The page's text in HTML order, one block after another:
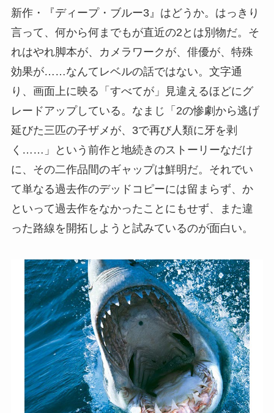
新作・『ディープ・ブルー3』はどうか。はっきり
言って、何から何までもが直近の2とは別物だ。そ
れはやれ脚本が、カメラワークが、俳優が、特殊
効果が……なんてレベルの話ではない。文字通
り、画面上に映る「すべてが」見違えるほどにグ
レードアップしている。なまじ「2の惨劇から逃げ
延びた三匹の子ザメが、3で再び人類に牙を剥
く……」という前作と地続きのストーリーなだけ
に、その二作品間のギャップは鮮明だ。それでい
て単なる過去作のデッドコピーには留まらず、か
といって過去作をなかったことにもせず、また違
った路線を開拓しようと試みているのが面白い。